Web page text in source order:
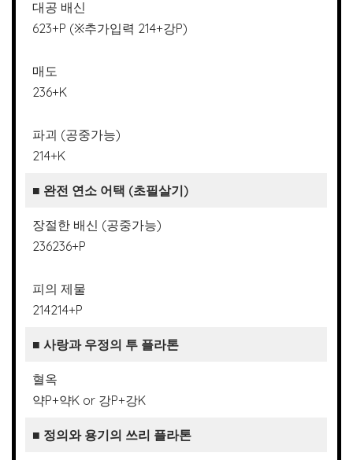
대공 배신
623+P (※추가입력 214+강P)
매도
236+K
파괴 (공중가능)
214+K
■ 완전 연소 어택 (초필살기)
장절한 배신 (공중가능)
236236+P
피의 제물
214214+P
■ 사랑과 우정의 투 플라톤
혈옥
약P+약K or 강P+강K
■ 정의와 용기의 쓰리 플라톤